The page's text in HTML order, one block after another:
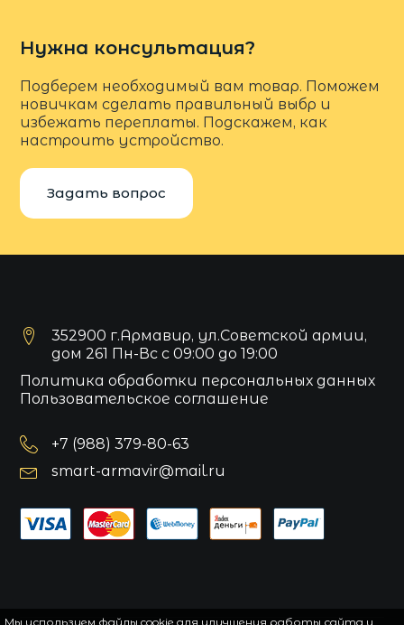
Нужна консультация?
Подберем необходимый вам товар. Поможем
новичкам сделать правильный выбр и
избежать переплаты. Подскажем, как
настроить устройство.
Задать вопрос
352900 г.Армавир, ул.Советской армии,
дом 261 Пн-Вс с 09:00 до 19:00
Политика обработки персональных данных
Пользовательское соглашение
+7 (988) 379-80-63
smart-armavir@mail.ru
Мы используем файлы cookie для улучшения работы сайта и